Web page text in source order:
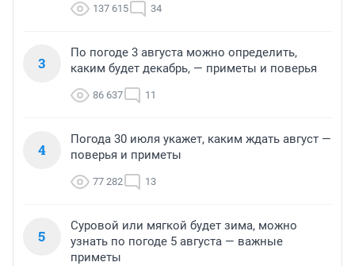
137 615 34
3
По погоде 3 августа можно определить,
каким будет декабрь, — приметы и поверья
86 637 11
4
Погода 30 июля укажет, каким ждать август —
поверья и приметы
77 282 13
5
Суровой или мягкой будет зима, можно
узнать по погоде 5 августа — важные
приметы